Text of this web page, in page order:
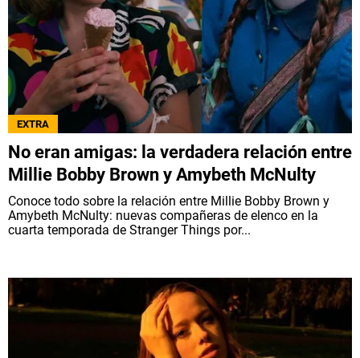
EXTRA
No eran amigas: la verdadera relación entre
Millie Bobby Brown y Amybeth McNulty
Conoce todo sobre la relación entre Millie Bobby Brown y
Amybeth McNulty: nuevas compañeras de elenco en la
cuarta temporada de Stranger Things por...